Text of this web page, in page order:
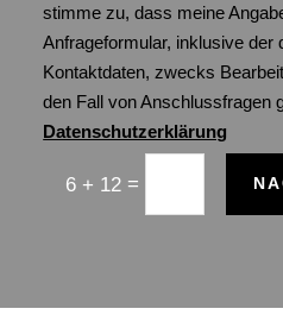
stimme zu, dass meine
Anfrageformular, inklusive der
Kontaktdaten, zwecks
den Fall von Anschlussfragen
Datenschutzerklärung
6 + 12 =